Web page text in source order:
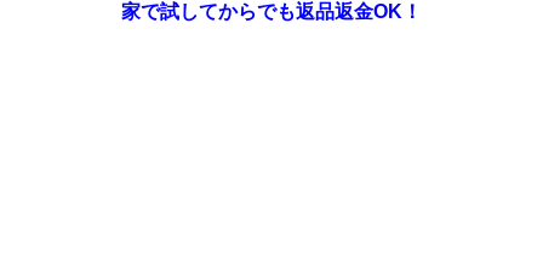
家で試してからでも返品返金OK！